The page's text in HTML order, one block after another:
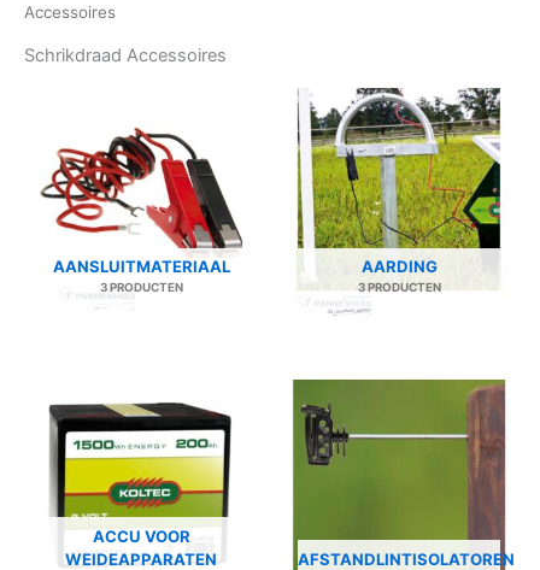
Accessoires
Schrikdraad Accessoires
AANSLUITMATERIAAL
3 PRODUCTEN
AARDING
3 PRODUCTEN
ACCU VOOR
WEIDEAPPARATEN
AFSTANDLINTISOLATOREN